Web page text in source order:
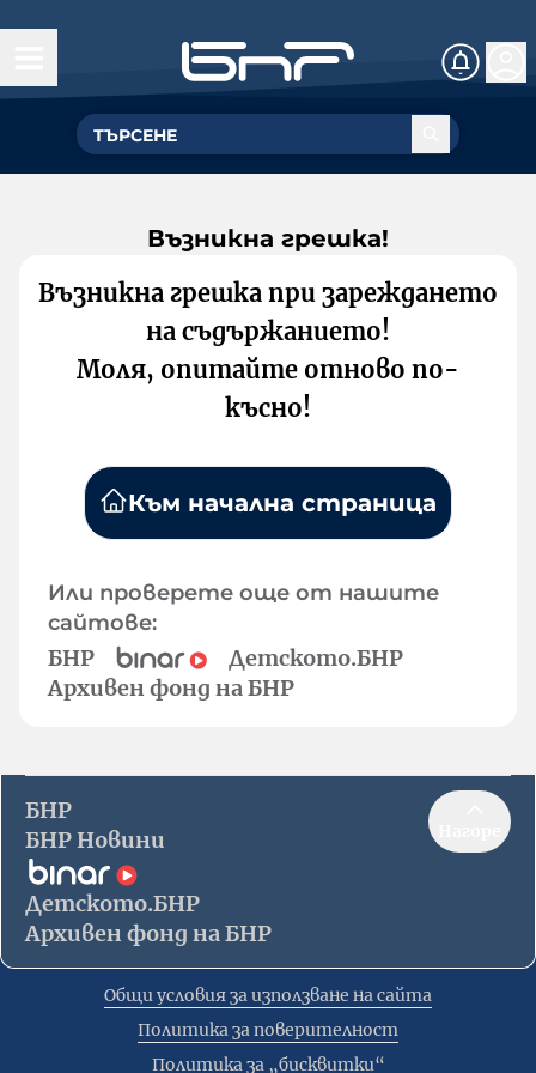
Възникна грешка!
Възникна грешка при зареждането
на съдържанието!
Моля, опитайте отново по-
късно!
Към начална страница
Или проверете още от нашите
сайтове:
БНР
Детското.БНР
Архивен фонд на БНР
БНР
БНР Новини
Детското.БНР
Архивен фонд на БНР
Общи условия за използване на сайта
Политика за поверителност
Политика за „бисквитки“